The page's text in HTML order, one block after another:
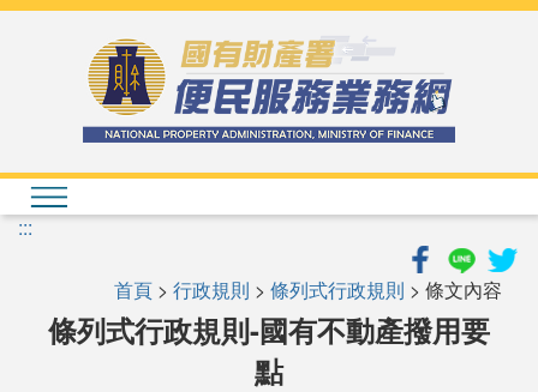
:::
首頁 > 行政規則 > 條列式行政規則 > 條文內容
條列式行政規則-國有不動產撥用要
點